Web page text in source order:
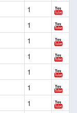
1
1
1
1
1
1
1